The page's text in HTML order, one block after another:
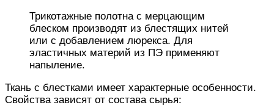
Трикотажные полотна с мерцающим
блеском производят из блестящих нитей
или с добавлением люрекса. Для
эластичных материй из ПЭ применяют
напыление.
Ткань с блестками имеет характерные особенности.
Свойства зависят от состава сырья: